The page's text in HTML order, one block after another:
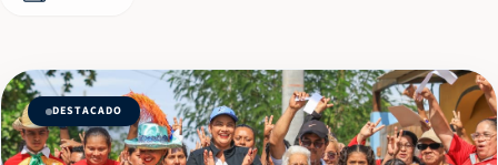
DESTACADO